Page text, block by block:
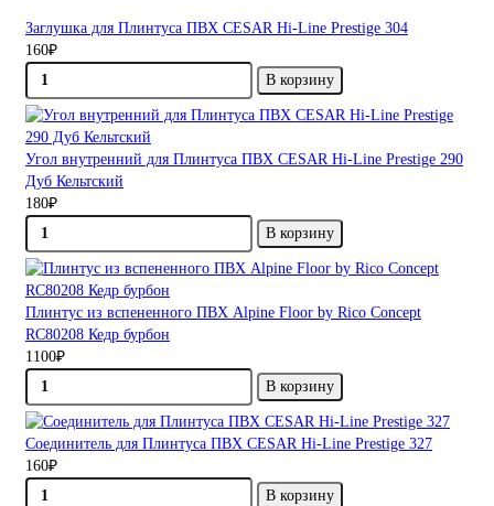
Заглушка для Плинтуса ПВХ CESAR Hi-Line Prestige 304
160₽
В корзину
Угол внутренний для Плинтуса ПВХ CESAR Hi-Line Prestige 290
Дуб Кельтский
180₽
В корзину
Плинтус из вспененного ПВХ Alpine Floor by Rico Concept
RC80208 Кедр бурбон
1100₽
В корзину
Соединитель для Плинтуса ПВХ CESAR Hi-Line Prestige 327
160₽
В корзину